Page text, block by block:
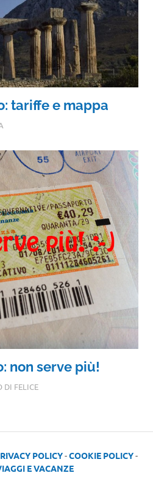
tariffe e mappa
non serve più!
DI FELICE
POLICY-COOKIE POLICY-
E VACANZE